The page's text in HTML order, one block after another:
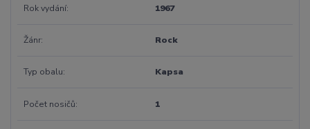
Rok vydání 1967
Žánr Rock
Typ obalu Kapsa
Počet nosičů 1